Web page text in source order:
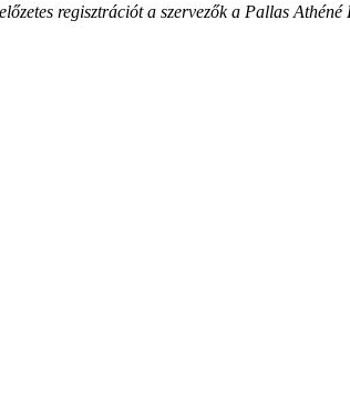
regisztrációt a szervezők a Pallas